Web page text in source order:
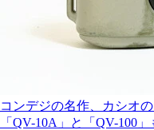
コンデジの名作、カシオ
「QV-10A」と「QV-100